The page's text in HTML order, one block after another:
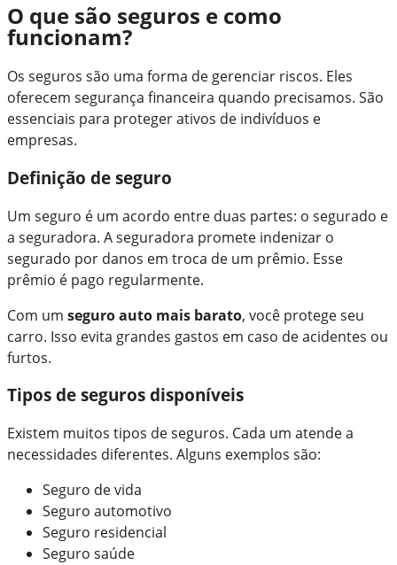
O que são seguros e como
funcionam?
Os seguros são uma forma de gerenciar riscos. Eles
oferecem segurança financeira quando precisamos. São
essenciais para proteger ativos de indivíduos e
empresas.
Definição de seguro
Um seguro é um acordo entre duas partes: o segurado e
a seguradora. A seguradora promete indenizar o
segurado por danos em troca de um prêmio. Esse
prêmio é pago regularmente.
Com um seguro auto mais barato, você protege seu
carro. Isso evita grandes gastos em caso de acidentes ou
furtos.
Tipos de seguros disponíveis
Existem muitos tipos de seguros. Cada um atende a
necessidades diferentes. Alguns exemplos são:
Seguro de vida
Seguro automotivo
Seguro residencial
Seguro saúde